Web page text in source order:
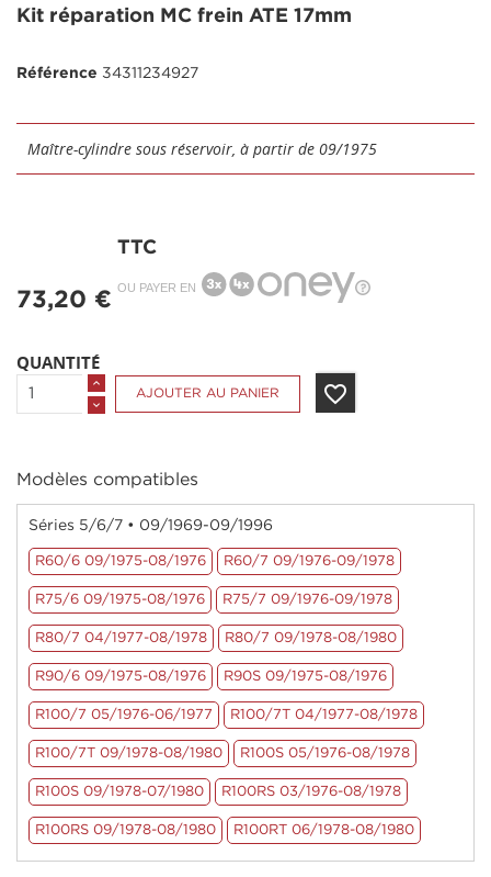
Kit réparation MC frein ATE 17mm
Référence 34311234927
Maître-cylindre sous réservoir, à partir de 09/1975
73,20 €
TTC
OU PAYER EN
QUANTITÉ
AJOUTER AU PANIER favorite_border
Modèles compatibles
Séries 5/6/7 • 09/1969-09/1996
R60/6 09/1975-08/1976 R60/7 09/1976-09/1978
R75/6 09/1975-08/1976 R75/7 09/1976-09/1978
R80/7 04/1977-08/1978 R80/7 09/1978-08/1980
R90/6 09/1975-08/1976 R90S 09/1975-08/1976
R100/7 05/1976-06/1977 R100/7T 04/1977-08/1978
R100/7T 09/1978-08/1980 R100S 05/1976-08/1978
R100S 09/1978-07/1980 R100RS 03/1976-08/1978
R100RS 09/1978-08/1980 R100RT 06/1978-08/1980